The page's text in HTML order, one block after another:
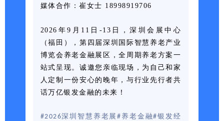
媒体合作：崔女士 18998919706
2026年9月11日-13日，深圳会展中心
（福田），第四届深圳国际智慧养老产业
博览会养老金融展区，全周期养老方案一
站式呈现。诚邀您亲临现场，为自己和家
人定制一份安心的晚年，与行业先行者共
话万亿银发金融的未来！
#2026深圳智慧养老展#养老金融#银发经